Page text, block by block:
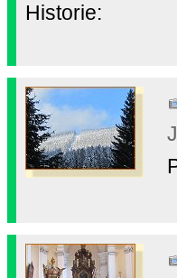
Historie: